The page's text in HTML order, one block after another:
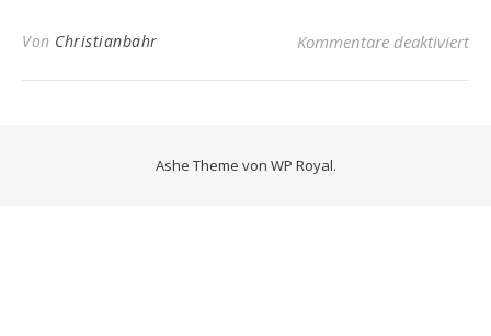
Von Christianbahr Kommentare deaktiviert
Ashe Theme von WP Royal.